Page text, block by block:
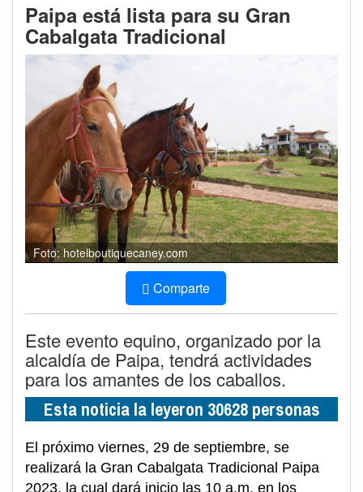
Paipa está lista para su Gran
Cabalgata Tradicional
Foto: hotelboutiquecaney.com
Comparte
Este evento equino, organizado por la
alcaldía de Paipa, tendrá actividades
para los amantes de los caballos.
Esta noticia la leyeron 30628 personas
El próximo viernes, 29 de septiembre, se
realizará la Gran Cabalgata Tradicional Paipa
2023, la cual dará inicio las 10 a.m. en los